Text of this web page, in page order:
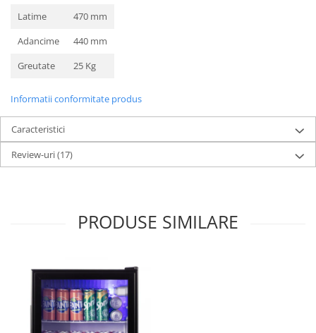
Latime
470 mm
Adancime
440 mm
Greutate
25 Kg
Informatii conformitate produs
Caracteristici
Review-uri(17)
PRODUSE SIMILARE